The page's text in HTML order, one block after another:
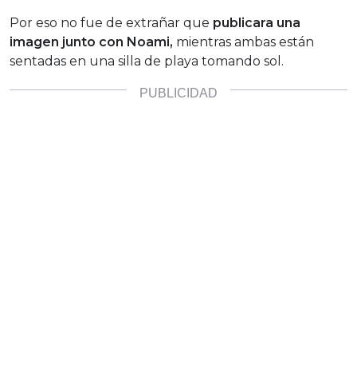
Por eso no fue de extrañar que publicara una
imagen junto con Noami, mientras ambas están
sentadas en una silla de playa tomando sol.